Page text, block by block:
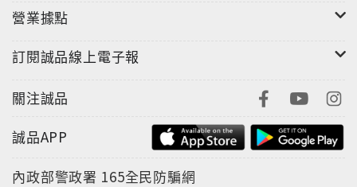
營業據點
訂閱誠品線上電子報
關注誠品
誠品APP
內政部警政署 165全民防騙網